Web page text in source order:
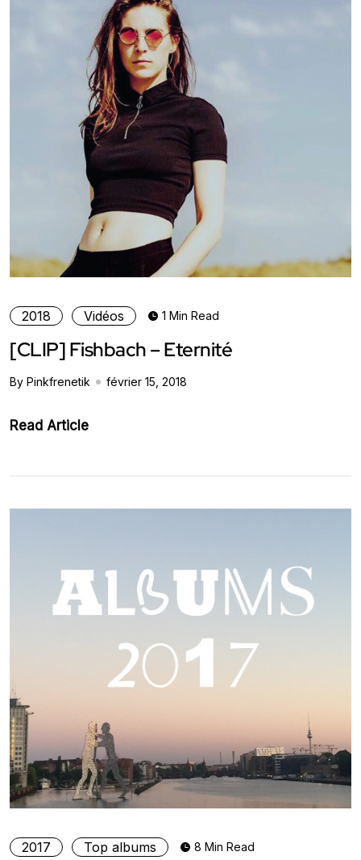
2018 Vidéos 1 Min Read
[CLIP] Fishbach – Eternité
By Pinkfrenetik février 15, 2018
Read Article
2017 Top albums 8 Min Read